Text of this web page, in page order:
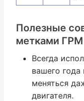
Полезные
метками
Всегда
вашего
меняться
двигателя.